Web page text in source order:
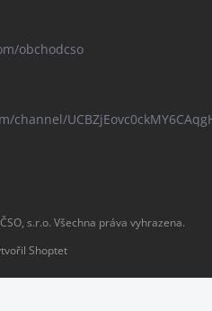
obchodcso
channel/
Shoptet
s.r.o. Všechna práva vyhrazena.